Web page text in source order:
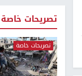
تصريحات خاصة
تصريحات خاصة